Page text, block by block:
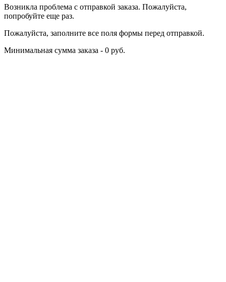
Возникла проблема с отправкой заказа. Пожалуйста,
попробуйте еще раз.
Пожалуйста, заполните все поля формы перед отправкой.
Минимальная сумма заказа - 0 руб.